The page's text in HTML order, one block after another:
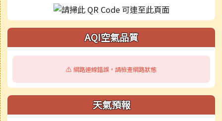
AQI空氣品質
⚠️ 網路連線錯誤，請檢查網路狀態
天氣預報